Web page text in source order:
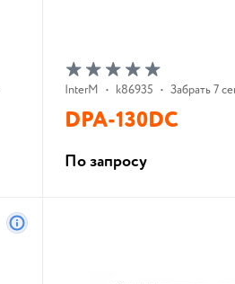
InterM • k86935 • Забрать 7
DPA-130DC
По запросу